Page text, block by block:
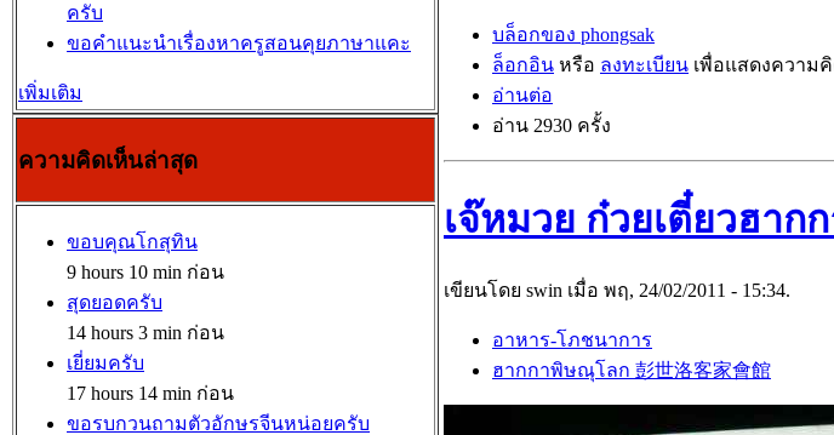
ครับ
ขอคำแนะนำเรื่องหาครูสอนคุยภาษาแคะ
เพิ่มเติม
ความคิดเห็นล่าสุด
ขอบคุณโกสุทิน
9 hours 10 min ก่อน
สุดยอดครับ
14 hours 3 min ก่อน
เยี่ยมครับ
17 hours 14 min ก่อน
ขอรบกวนถามตัวอักษรจีนหน่อยครับ
บล็อกของ phongsak
ล็อกอิน หรือ ลงทะเบียน เพื่อแสดงความ
อ่านต่อ
อ่าน 2930 ครั้ง
เจ๊หมวย ก๋วยเตี๋ยวฮา
เขียนโดย swin เมื่อ พฤ, 24/02/2011 - 15:34.
อาหาร-โภชนาการ
ฮากกาพิษณุโลก 彭世洛客家會館